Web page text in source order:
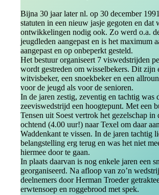
Bijna 30 jaar later nl. op 30 december
statuten in een nieuw jasje gegoten en dat
ontwikkelingen nodig ook. Zo werd o.a.
jeugdleden aangepast en is het maximum
aangepast en op onbeperkt gesteld.
Het bestuur organiseert 7 viswedstrijden
wordt gestreden om wisselbekers. Dit zijn
witvisbeker, een snoekbeker en een
voor de jeugd als voor de senioren.
In de jaren zestig, zeventig en tachtig was
zeeviswedstrijd een hoogtepunt. Met een
Tensen uit Soest vertrok het gezelschap in
ochtend (4.00 uur!) naar Texel om daar
Waddenkant te vissen. In de jaren tachtig
belangstelling erg terug en was het niet
hiermee door te gaan.
In plaats daarvan is nog enkele jaren een
georganiseerd. Na afloop van zo’n
deelnemers door Herman Troeder
erwtensoep en roggebrood met spek.